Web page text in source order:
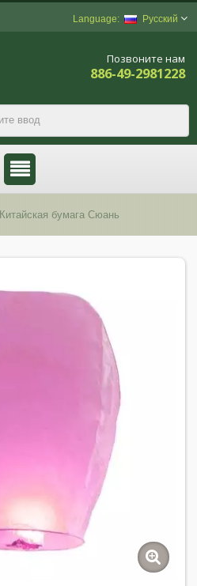
Русский
Позвоните нам
886-49-2981228
Китайская бумага Сюань